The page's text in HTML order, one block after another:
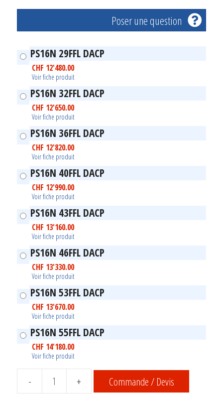
Poser une question
PS16N 29FFL DACP
CHF 12'480.00
Voir fiche produit
PS16N 32FFL DACP
CHF 12'650.00
Voir fiche produit
PS16N 36FFL DACP
CHF 12'820.00
Voir fiche produit
PS16N 40FFL DACP
CHF 12'990.00
Voir fiche produit
PS16N 43FFL DACP
CHF 13'160.00
Voir fiche produit
PS16N 46FFL DACP
CHF 13'330.00
Voir fiche produit
PS16N 53FFL DACP
CHF 13'670.00
Voir fiche produit
PS16N 55FFL DACP
CHF 14'180.00
Voir fiche produit
quantitéCommande / Devis